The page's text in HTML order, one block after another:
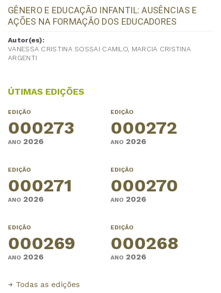
GÊNERO E EDUCAÇÃO INFANTIL: AUSÊNCIAS E
AÇÕES NA FORMAÇÃO DOS EDUCADORES
Autor(es):
VANESSA CRISTINA SOSSAI CAMILO, MARCIA CRISTINA
ARGENTI
ÚTIMAS EDIÇÕES
EDIÇÃO
000273
ANO 2026
EDIÇÃO
000272
ANO 2026
EDIÇÃO
000271
ANO 2026
EDIÇÃO
000270
ANO 2026
EDIÇÃO
000269
ANO 2026
EDIÇÃO
000268
ANO 2026
Todas as edições